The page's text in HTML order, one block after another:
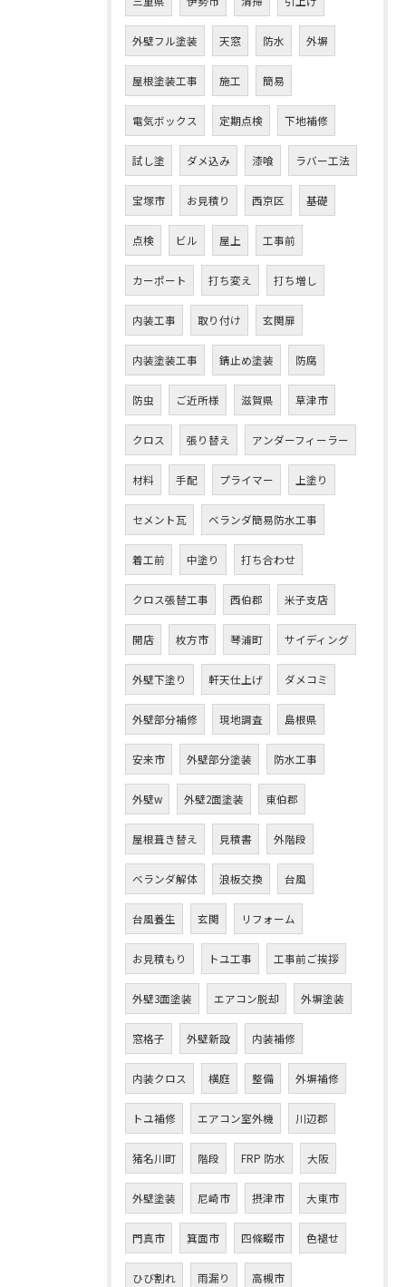
外壁フル塗装 天窓 防水 外塀
屋根塗装工事 施工 簡易
電気ボックス 定期点検 下地補修
試し塗 ダメ込み 漆喰 ラバー工法
宝塚市 お見積り 西京区 基礎
点検 ビル 屋上 工事前
カーポート 打ち変え 打ち増し
内装工事 取り付け 玄関扉
内装塗装工事 錆止め塗装 防腐
防虫 ご近所様 滋賀県 草津市
クロス 張り替え アンダーフィーラー
材料 手配 プライマー 上塗り
セメント瓦 ベランダ簡易防水工事
着工前 中塗り 打ち合わせ
クロス張替工事 西伯郡 米子支店
開店 枚方市 琴浦町 サイディング
外壁下塗り 軒天仕上げ ダメコミ
外壁部分補修 現地調査 島根県
安来市 外壁部分塗装 防水工事
外壁w 外壁2面塗装 東伯郡
屋根葺き替え 見積書 外階段
ベランダ解体 浪板交換 台風
台風養生 玄関 リフォーム
お見積もり トユ工事 工事前ご挨拶
外壁3面塗装 エアコン脱却 外塀塗装
窓格子 外壁新設 内装補修
内装クロス 横庭 整備 外塀補修
トユ補修 エアコン室外機 川辺郡
猪名川町 階段 FRP 防水 大阪
外壁塗装 尼崎市 摂津市 大東市
門真市 箕面市 四條畷市 色褪せ
ひび割れ 雨漏り 高槻市
お問い合わせはこちら